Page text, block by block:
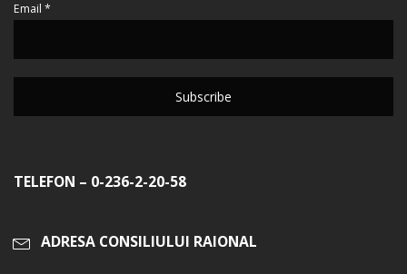
Email *
TELEFON – 0-236-2-20-58
ADRESA CONSILIULUI RAIONAL